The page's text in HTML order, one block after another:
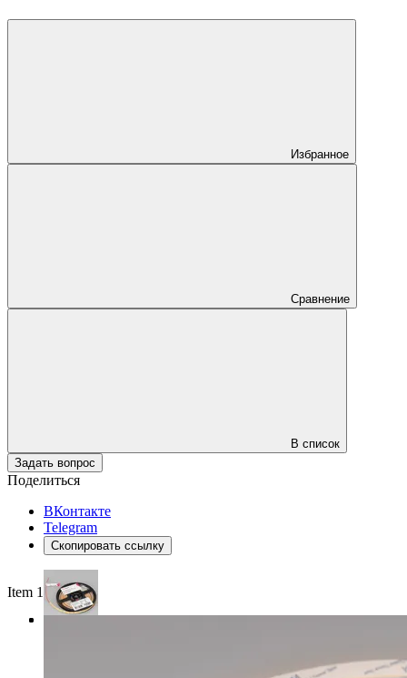
Избранное
Сравнение
В список
Задать вопрос
Поделиться
ВКонтакте
Telegram
Скопировать ссылку
Item 1 of 3